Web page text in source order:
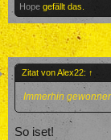
Hope gefällt das.
Zitat von Alex22: ↑
Immerhin
So iset!